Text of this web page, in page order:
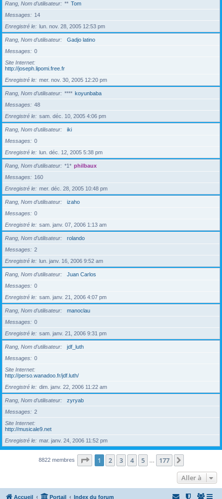
Rang, Nom d’utilisateur ** Tom
Messages
14
Enregistré le
lun. nov. 28, 2005 12:53 pm
Rang, Nom d’utilisateur
Gadjo latino
Messages
0
Site Internet
http://joseph.lipomi.free.fr
Enregistré le
mer. nov. 30, 2005 12:20 pm
Rang, Nom d’utilisateur **** koyunbaba
Messages
48
Enregistré le
sam. déc. 10, 2005 4:06 pm
Rang, Nom d’utilisateur
iki
Messages
0
Enregistré le
lun. déc. 12, 2005 5:38 pm
Rang, Nom d’utilisateur *1* philbaux
Messages
160
Enregistré le
mer. déc. 28, 2005 10:48 pm
Rang, Nom d’utilisateur
izaho
Messages
0
Enregistré le
sam. janv. 07, 2006 1:13 am
Rang, Nom d’utilisateur
rolando
Messages
2
Enregistré le
lun. janv. 16, 2006 9:52 am
Rang, Nom d’utilisateur
Juan Carlos
Messages
0
Enregistré le
sam. janv. 21, 2006 4:07 pm
Rang, Nom d’utilisateur
manoclau
Messages
0
Enregistré le
sam. janv. 21, 2006 9:31 pm
Rang, Nom d’utilisateur
jdf_luth
Messages
0
Site Internet
http://perso.wanadoo.fr/jdf.luth/
Enregistré le
dim. janv. 22, 2006 11:22 am
Rang, Nom d’utilisateur
zyryab
Messages
2
Site Internet
http://musicale9.net
Enregistré le
mar. janv. 24, 2006 11:52 pm
8822 membres Page 1sur177
1 2 3 4 5 177
Aller à
Accueil Portail Index du forum